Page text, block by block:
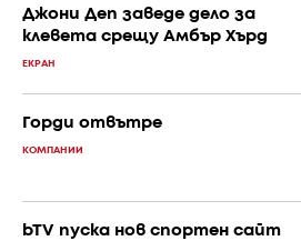
Джони Деп заведе дело за
клевета срещу Амбър Хърд
ЕКРАН
Горди отвътре
КОМПАНИИ
bTV пуска нов спортен сайт